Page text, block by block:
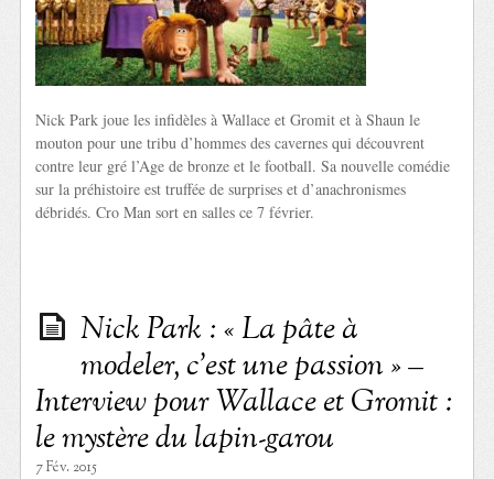
Nick Park joue les infidèles à Wallace et Gromit et à Shaun le
mouton pour une tribu d’hommes des cavernes qui découvrent
contre leur gré l’Age de bronze et le football. Sa nouvelle comédie
sur la préhistoire est truffée de surprises et d’anachronismes
débridés. Cro Man sort en salles ce 7 février.
Nick Park : « La pâte à
modeler, c’est une passion » –
Interview pour Wallace et Gromit :
le mystère du lapin-garou
7 Fév. 2015